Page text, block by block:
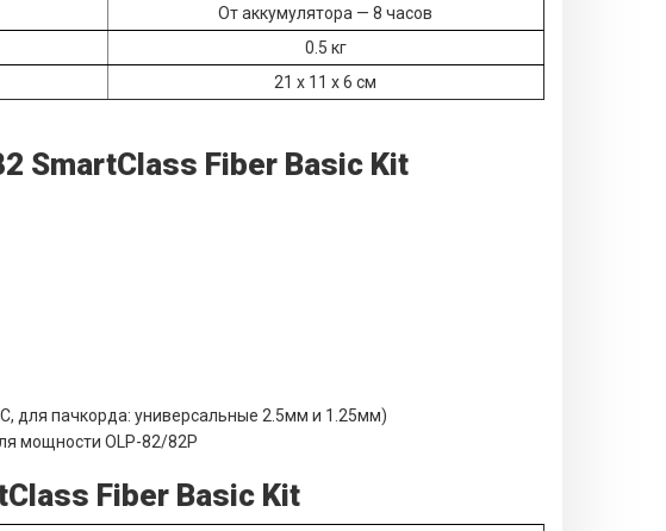
От аккумулятора — 8 часов
0.5 кг
21 х 11 х 6 см
SmartClass Fiber Basic Kit
для пачкорда: универсальные 2.5мм и 1.25мм)
мощности OLP-82/82P
Fiber Basic Kit